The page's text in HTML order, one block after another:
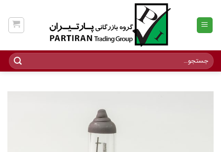
content
جستجو
برای: